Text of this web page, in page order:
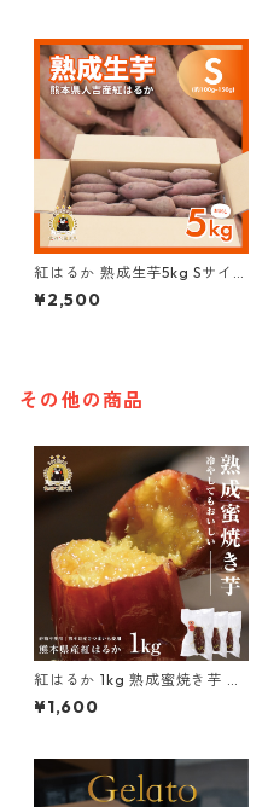
紅はるか 熟成生芋5kg Sサイズ
(約100g~150g/本)
¥2,500
その他の商品
紅はるか 1kg 熟成蜜焼き芋 熊
本県産さつまいも
¥1,600